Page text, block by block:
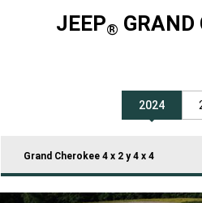
JEEP® GRAND
2024
Grand Cherokee 4 x 2 y 4 x 4